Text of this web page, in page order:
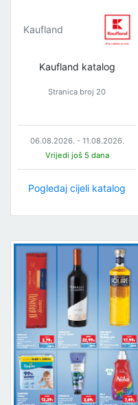
Kaufland
Kaufland katalog
Stranica broj 20
06.08.2026. - 11.08.2026.
Vrijedi još 5 dana
Pogledaj cijeli katalog